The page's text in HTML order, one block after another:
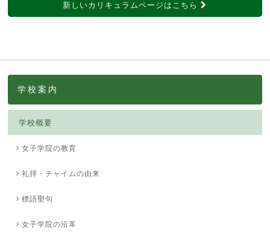
新しいカリキュラムページはこちら
学校案内
学校概要
女子学院の教育
礼拝・チャイムの由来
標語聖句
女子学院の沿革